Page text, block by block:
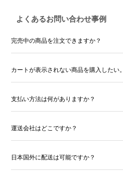
よくあるお問い合わせ事例
完売中の商品を注文できますか？
カートが表示されない商品を購入したい。
支払い方法は何がありますか？
運送会社はどこですか？
日本国外に配送は可能ですか？